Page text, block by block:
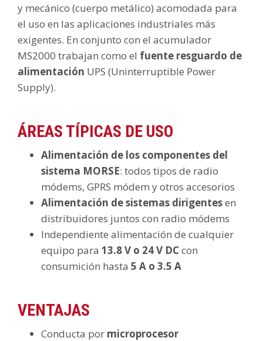
y mecánico (cuerpo metálico) acomodada para
el uso en las aplicaciones industriales más
exigentes. En conjunto con el acumulador
MS2000 trabajan como el fuente resguardo de
alimentación UPS (Uninterruptible Power
Supply).
ÁREAS TÍPICAS DE USO
Alimentación de los componentes del
sistema MORSE: todos tipos de radio
módems, GPRS módem y otros accesorios
Alimentación de sistemas dirigentesen
distribuidores juntos con radio módems
Independiente alimentación de cualquier
equipo para 13.8 V o 24 V DCcon
consumición hasta 5 A o 3.5 A
VENTAJAS
Conducta por microprocesor